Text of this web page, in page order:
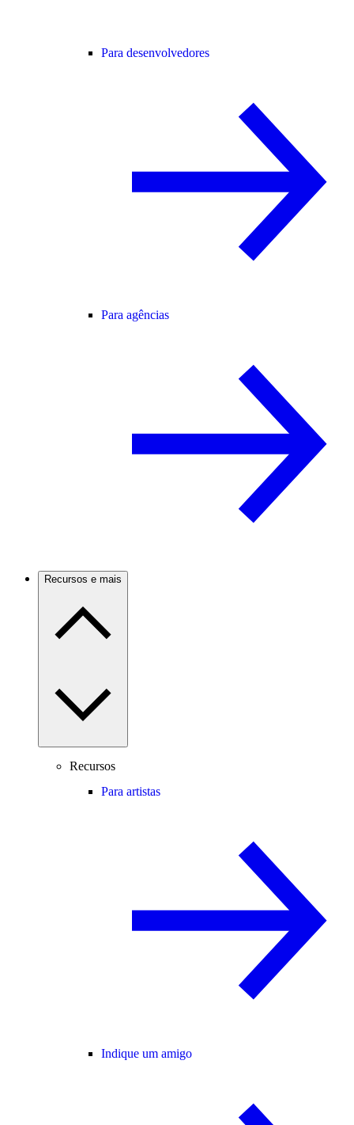
Para desenvolvedores
Para agências
Recursos e mais
Recursos
Para artistas
Indique um amigo